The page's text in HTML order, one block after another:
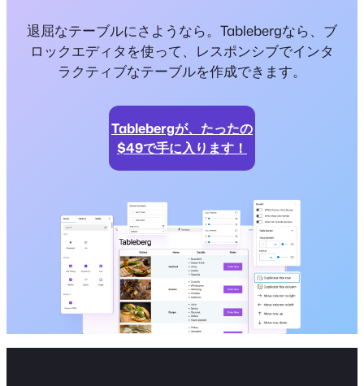
退屈なテーブルにさようなら。Tablebergなら、ブ
ロックエディタを使って、レスポンシブでインタ
ラクティブなテーブルを作成できます。
Tablebergが、たったの
$49で手に入ります！